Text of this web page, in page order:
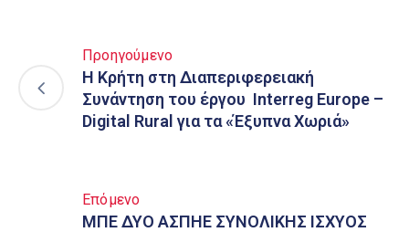
Προηγούμενο
Η Κρήτη στη Διαπεριφερειακή
Συνάντηση του έργου Interreg Europe –
Digital Rural για τα «Έξυπνα Χωριά»
Επόμενο
ΜΠΕ ΔΥΟ ΑΣΠΗΕ ΣΥΝΟΛΙΚΗΣ ΙΣΧΥΟΣ